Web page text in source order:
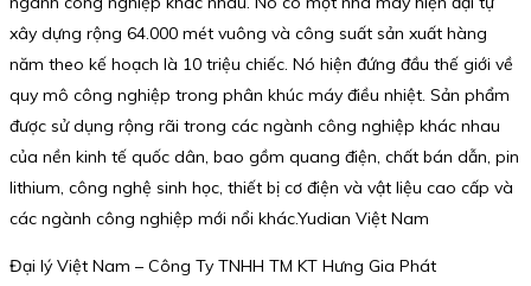
xây dựng rộng 64.000 mét vuông và công suất sản xuất hàng
năm theo kế hoạch là 10 triệu chiếc. Nó hiện đứng đầu thế giới về
quy mô công nghiệp trong phân khúc máy điều nhiệt. Sản phẩm
được sử dụng rộng rãi trong các ngành công nghiệp khác nhau
của nền kinh tế quốc dân, bao gồm quang điện, chất bán dẫn, pin
lithium, công nghệ sinh học, thiết bị cơ điện và vật liệu cao cấp và
các ngành công nghiệp mới nổi khác.Yudian Việt Nam
Đại lý Việt Nam – Công Ty TNHH TM KT Hưng Gia Phát